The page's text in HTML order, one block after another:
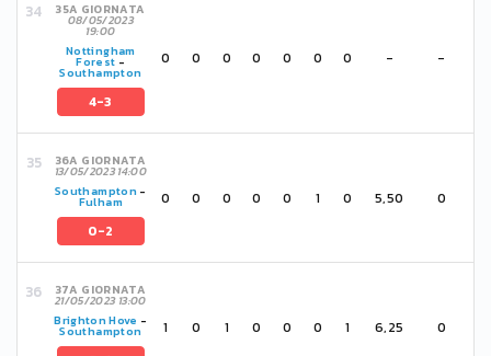
35A GIORNATA
08/05/2023
19:00
Nottingham
Forest -
Southampton
4-3
0 0 0 0 0 0 0 - -
36A GIORNATA
13/05/2023 14:00
Southampton-
Fulham
0-2
0 0 0 0 0 1 0 5,50 0
37A GIORNATA
21/05/2023 13:00
Brighton Hove -
Southampton 1 0 1 0 0 0 1 6,25 0